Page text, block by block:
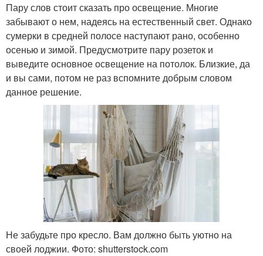
Пару слов стоит сказать про освещение. Многие
забывают о нем, надеясь на естественный свет. Однако
сумерки в средней полосе наступают рано, особенно
осенью и зимой. Предусмотрите пару розеток и
выведите основное освещение на потолок. Близкие, да
и вы сами, потом не раз вспомните добрым словом
данное решение.
Не забудьте про кресло. Вам должно быть уютно на
своей лоджии. Фото: shutterstock.com